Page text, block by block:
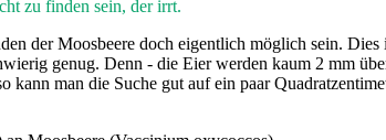
zu finden sein, der irrt.
der Moosbeere doch eigentlich möglich sein.
genug. Denn - die Eier werden kaum 2 mm
kann man die Suche gut auf ein paar